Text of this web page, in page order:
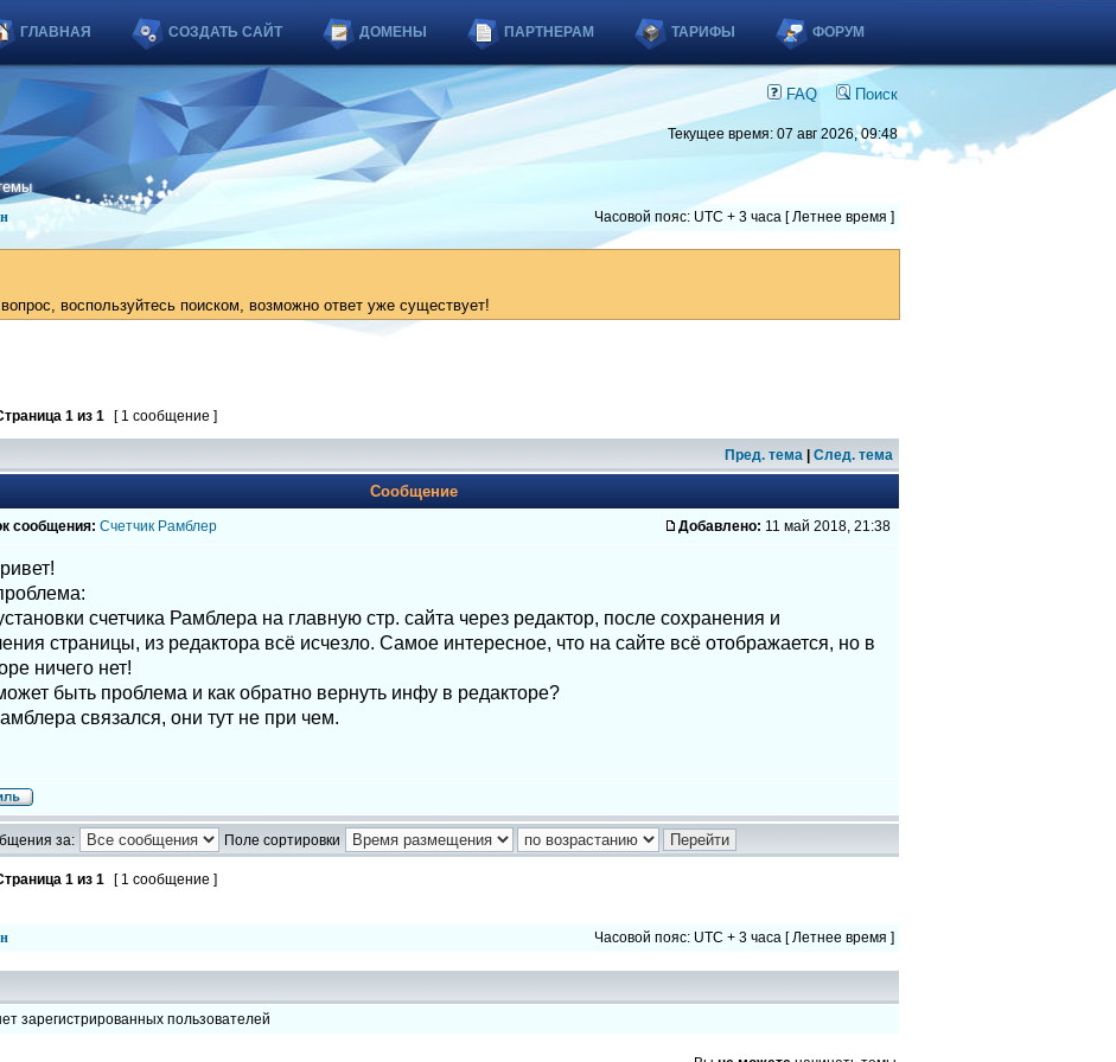
ГЛАВНАЯ СОЗДАТЬ САЙТ ДОМЕНЫ ПАРТНЕРАМ ТАРИФЫ ФОРУМ
FAQ Поиск
Текущее время: 07 авг 2026, 09:48
Часовой пояс: UTC + 3 часа [ Летнее время ]
воспользуйтесь поиском, возможно ответ уже существует!
1 из 1 [ 1 сообщение ]
Пред. тема След. тема
Сообщение
сообщения: Счетчик Рамблер Добавлено: 11 май 2018, 21:38
счетчика Рамблера на главную стр. сайта через редактор, после сохранения и
страницы, из редактора всё исчезло. Самое интересное, что на сайте всё отображается, но в
ничего нет!
быть проблема и как обратно вернуть инфу в редакторе?
связался, они тут не при чем.
за: Поле сортировки
1 из 1 [ 1 сообщение ]
Часовой пояс: UTC + 3 часа [ Летнее время ]
зарегистрированных пользователей